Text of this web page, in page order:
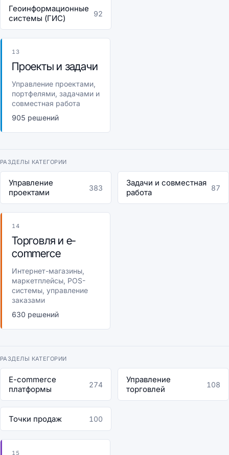
Геоинформационные
системы (ГИС)
92
13
Проекты и задачи
Управление проектами,
портфелями, задачами и
совместная работа
905 решений
РАЗДЕЛЫ КАТЕГОРИИ
Управление
проектами
383
Задачи и совместная
работа
87
14
Торговля и e-
commerce
Интернет-магазины,
маркетплейсы, POS-
системы, управление
заказами
630 решений
РАЗДЕЛЫ КАТЕГОРИИ
E-commerce
платформы
274
Управление
торговлей
108
Точки продаж 100
15